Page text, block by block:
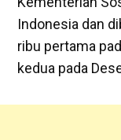
Indonesia dan
ribu pertama
kedua pada